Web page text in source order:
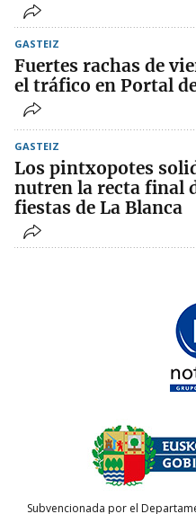
GASTEIZ
Fuertes rachas de
el tráfico en Portal
GASTEIZ
Los pintxopotes
nutren la recta final
fiestas de La Blanca
Subvencionada por el